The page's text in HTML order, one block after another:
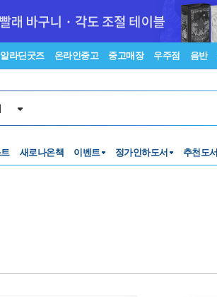
알라딘굿즈 온라인중고 중고매장 우주점 음반
새로나온책 이벤트 정가인하도서 추천도서